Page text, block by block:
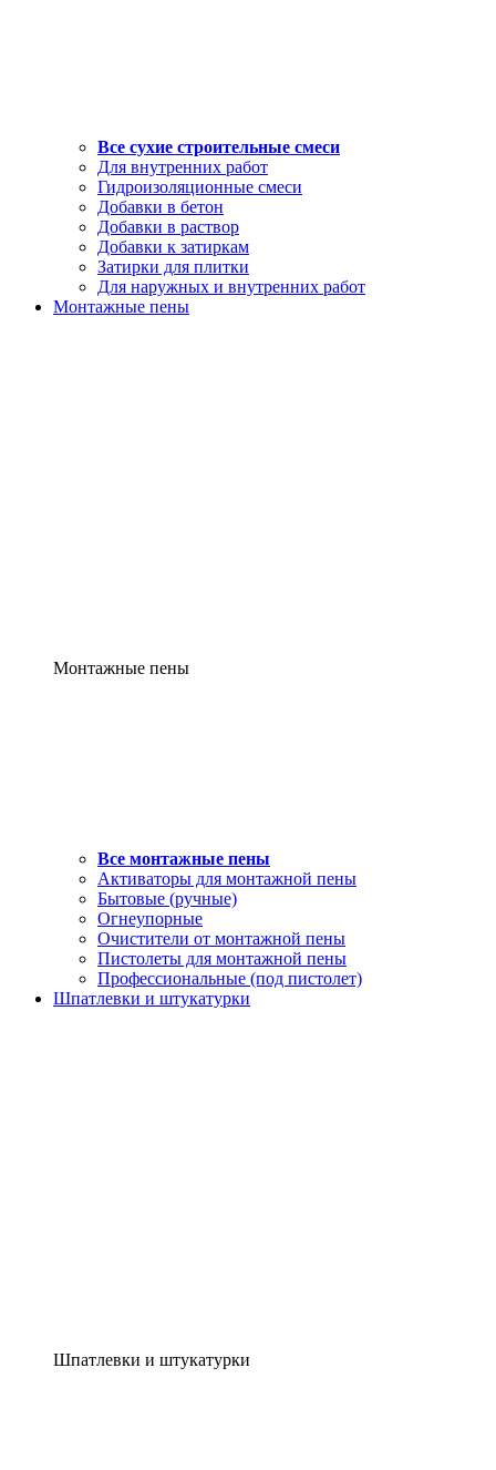
Все сухие строительные смеси
Для внутренних работ
Гидроизоляционные смеси
Добавки в бетон
Добавки в раствор
Добавки к затиркам
Затирки для плитки
Для наружных и внутренних работ
Монтажные пены
Монтажные пены
Все монтажные пены
Активаторы для монтажной пены
Бытовые (ручные)
Огнеупорные
Очистители от монтажной пены
Пистолеты для монтажной пены
Профессиональные (под пистолет)
Шпатлевки и штукатурки
Шпатлевки и штукатурки